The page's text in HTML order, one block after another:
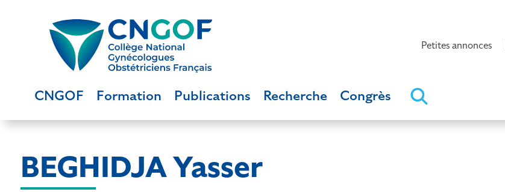
Petites annonces
CNGOF Formation Publications Recherche Congrès
BEGHIDJA Yasser